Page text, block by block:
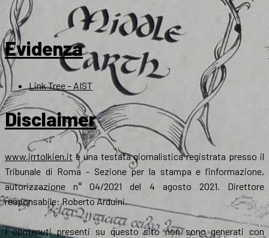
Evidenza
Link Tree – AIST
Disclaimer
www.jrrtolkien.it è una testata giornalistica registrata presso il
Tribunale di Roma - Sezione per la stampa e l’informazione,
autorizzazione n° 04/2021 del 4 agosto 2021. Direttore
responsabile: Roberto Arduini.
I contenuti presenti su questo sito non sono generati con